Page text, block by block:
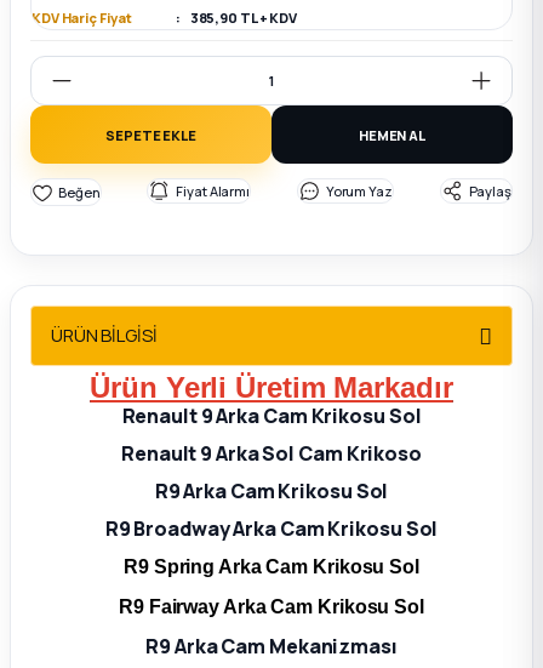
Sedan
Parça
KDV Hariç Fiyat
385,90 TL + KDV
SEPETE EKLE HEMEN AL
Fiyat Alarmı Yorum Yaz Paylaş
ÜRÜN BİLGİSİ
Ürün Yerli Üretim Markadır
Renault 9 Arka Cam Krikosu Sol
Renault 9 Arka Sol Cam Krikoso
R9 Arka Cam Krikosu Sol
R9 Broadway Arka Cam Krikosu Sol
R9 Spring Arka Cam Krikosu Sol
R9 Fairway Arka Cam Krikosu Sol
R9 Arka Cam Mekanizması